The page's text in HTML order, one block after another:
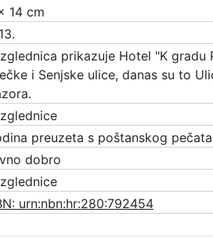
14 cm
prikazuje Hotel "K gradu
i Senjske ulice, danas su to
preuzeta s poštanskog
dobro
urn:nbn:hr:280:792454